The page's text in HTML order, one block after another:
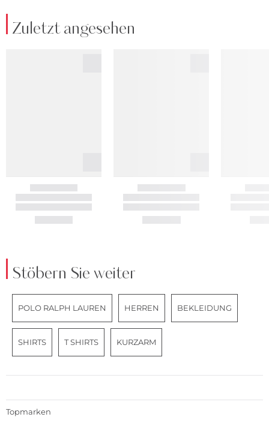
Zuletzt angesehen
Stöbern Sie weiter
POLO RALPH LAUREN HERREN BEKLEIDUNG
SHIRTS T SHIRTS KURZARM
Topmarken